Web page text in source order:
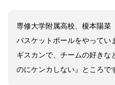
専修大学附属高校、榎本陽菜
バスケットボールをやってい
ギスカンで、チームの好きな
のにケンカしない』ところで